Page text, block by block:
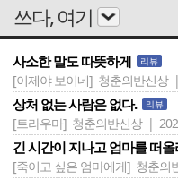
쓰다, 여기
사소한 말도 따뜻하게 리뷰
[이제야 보이네] 청춘의반신상
상처 없는 사람은 없다. 리뷰
[트라우마] 청춘의반신상 |
긴 시간이 지나고 엄마를 떠
[죽이고 싶은 엄마에게] 청춘의